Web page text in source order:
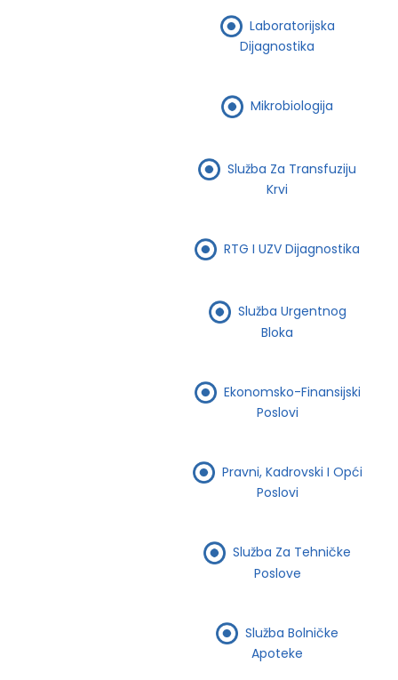
Laboratorijska
Dijagnostika
Mikrobiologija
Služba Za Transfuziju
Krvi
RTG I UZV Dijagnostika
Služba Urgentnog
Bloka
Ekonomsko-Finansijski
Poslovi
Pravni, Kadrovski I Opći
Poslovi
Služba Za Tehničke
Poslove
Služba Bolničke
Apoteke